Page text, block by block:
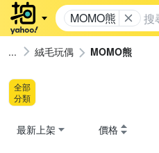
MOMO熊
絨毛玩偶 MOMO熊
全部
分類
最新上架 價格